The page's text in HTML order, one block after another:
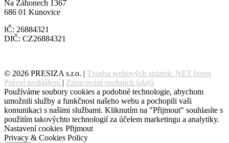
Na Záhonech 1367
686 01 Kunovice
IČ: 26884321
DIČ: CZ26884321
© 2026 PRESIZA s.r.o. | Tvorba webových stránek: NET boost
Právní prohlášení | Zpracování osobních údajů
Používáme soubory cookies a podobné technologie, abychom
umožnili služby a funkčnost našeho webu a pochopili vaši
komunikaci s našimi službami. Kliknutím na "Přijmout" souhlasíte s
použitím takovýchto technologií za účelem marketingu a analytiky.
Nastavení cookies Přijmout
Privacy & Cookies Policy